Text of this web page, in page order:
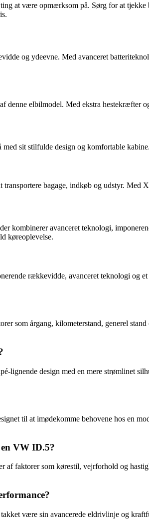
at være opmærksom på. Sørg for at
og ydeevne. Med avanceret
elbilmodel. Med ekstra hestekræfter
sit stilfulde design og komfortable
bagage, indkøb og udstyr. Med
kombinerer avanceret teknologi,
køreoplevelse.
rækkevidde, avanceret teknologi og
som årgang, kilometerstand, generel
lignende design med en mere strømlinet
til at imødekomme behovene hos en
VW ID.5?
faktorer som kørestil, vejrforhold og
være sin avancerede eldrivlinje og